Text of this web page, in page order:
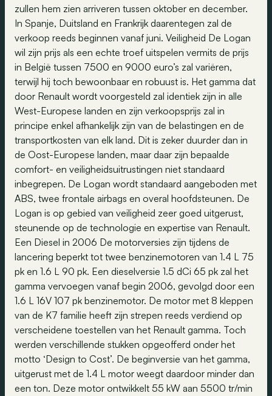
zullen hem zien arriveren tussen oktober en december.
In Spanje, Duitsland en Frankrijk daarentegen zal de
verkoop reeds beginnen vanaf juni. Veiligheid De Logan
wil zijn prijs als een echte troef uitspelen vermits de prijs
in België tussen 7500 en 9000 euro’s zal variëren,
terwijl hij toch bewoonbaar en robuust is. Het gamma dat
door Renault wordt voorgesteld zal identiek zijn in alle
West-Europese landen en zijn verkoopsprijs zal in
principe enkel afhankelijk zijn van de belastingen en de
transportkosten van elk land. Dit is zeker duurder dan in
de Oost-Europese landen, maar daar zijn bepaalde
comfort- en veiligheidsuitrustingen niet standaard
inbegrepen. De Logan wordt standaard aangeboden met
ABS, twee frontale airbags en overal hoofdsteunen. De
Logan is op gebied van veiligheid zeer goed uitgerust,
steunende op de technologie en expertise van Renault.
Een Diesel in 2006 De motorversies zijn tijdens de
lancering beperkt tot twee benzinemotoren van 1.4 L 75
pk en 1.6 L 90 pk. Een dieselversie 1.5 dCi 65 pk zal het
gamma vervoegen vanaf begin 2006, gevolgd door een
1.6 L 16V 107 pk benzinemotor. De motor met 8 kleppen
van de K7 familie heeft zijn strepen reeds verdiend op
verscheidene toestellen van het Renault gamma. Toch
werden verschillende stukken opgeofferd onder het
motto ‘Design to Cost’. De beginversie van het gamma,
uitgerust met de 1.4 L motor weegt daardoor minder dan
een ton. Deze motor ontwikkelt 55 kW aan 5500 tr/min